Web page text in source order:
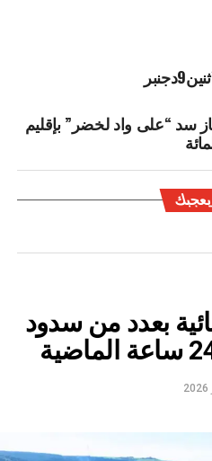
سد “على واد لخضر” بإقليم
بعدد من سدود